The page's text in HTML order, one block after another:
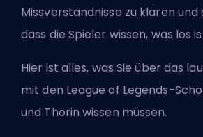
Missverständnisse zu klären
dass die Spieler wissen, was los
Hier ist alles, was Sie über das
mit den League of Legends-
und Thorin wissen müssen.